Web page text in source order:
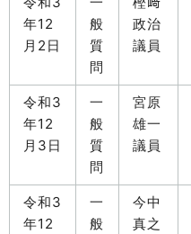
年12
月2日
般
質
問
政治
議員
令和3
年12
月3日
一
般
質
問
宮原
雄一
議員
令和3
年12
一
般
今中
真之